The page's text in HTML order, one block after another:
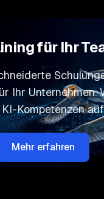
für Ihr
Ihr Unternehmen.
Kompetenzen
Mehr erfahren